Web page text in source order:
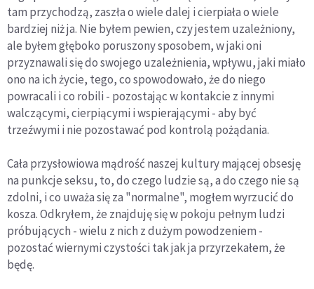
tam przychodzą, zaszła o wiele dalej i cierpiała o wiele
bardziej niż ja. Nie byłem pewien, czy jestem uzależniony,
ale byłem głęboko poruszony sposobem, w jaki oni
przyznawali się do swojego uzależnienia, wpływu, jaki miało
ono na ich życie, tego, co spowodowało, że do niego
powracali i co robili - pozostając w kontakcie z innymi
walczącymi, cierpiącymi i wspierającymi - aby być
trzeźwymi i nie pozostawać pod kontrolą pożądania.
Cała przysłowiowa mądrość naszej kultury mającej obsesję
na punkcje seksu, to, do czego ludzie są, a do czego nie są
zdolni, i co uważa się za "normalne", mogłem wyrzucić do
kosza. Odkryłem, że znajduję się w pokoju pełnym ludzi
próbujących - wielu z nich z dużym powodzeniem -
pozostać wiernymi czystości tak jak ja przyrzekałem, że
będę.